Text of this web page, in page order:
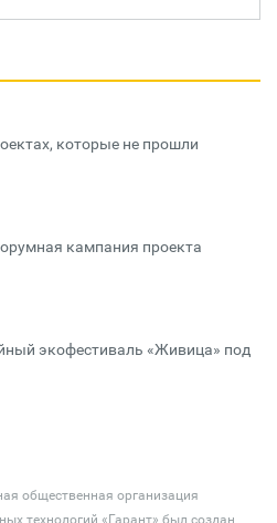
которые не прошли
кампания проекта
экофестиваль «Живица» под
общественная организация
технологий «Гарант» был создан